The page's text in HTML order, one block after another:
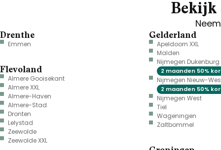
Bekijk
Drenthe
Emmen
Flevoland
Almere Gooisekant
Almere XXL
Almere-Haven
Almere-Stad
Dronten
Lelystad
Zeewolde
Zeewolde XXL
Gelderland
Apeldoorn XXL
Malden
Nijmegen Dukenburg
2 maanden 50%
Nijmegen Nieuw-
2 maanden 50%
Nijmegen West
Tiel
Wageningen
Zaltbommel